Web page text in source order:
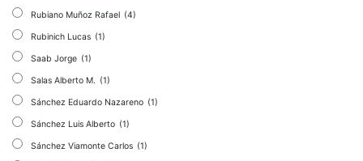
Rubiano Muñoz Rafael (4)
Rubinich Lucas (1)
Saab Jorge (1)
Salas Alberto M. (1)
Sánchez Eduardo Nazareno (1)
Sánchez Luis Alberto (1)
Sánchez Viamonte Carlos (1)